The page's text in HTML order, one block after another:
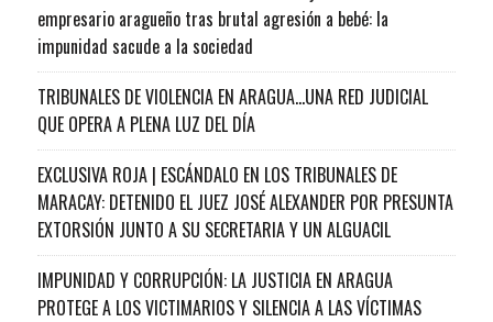
empresario aragueño tras brutal agresión a bebé: la
impunidad sacude a la sociedad
TRIBUNALES DE VIOLENCIA EN ARAGUA…UNA RED JUDICIAL
QUE OPERA A PLENA LUZ DEL DÍA
EXCLUSIVA ROJA | ESCÁNDALO EN LOS TRIBUNALES DE
MARACAY: DETENIDO EL JUEZ JOSÉ ALEXANDER POR PRESUNTA
EXTORSIÓN JUNTO A SU SECRETARIA Y UN ALGUACIL
IMPUNIDAD Y CORRUPCIÓN: LA JUSTICIA EN ARAGUA
PROTEGE A LOS VICTIMARIOS Y SILENCIA A LAS VÍCTIMAS